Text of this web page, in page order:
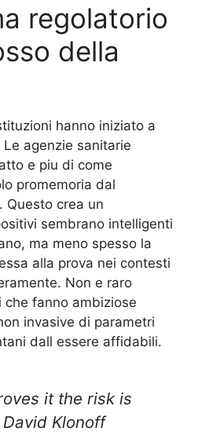
regolatorio
della
hanno iniziato a
agenzie sanitarie
e piu di come
promemoria dal
Questo crea un
sembrano intelligenti
ma meno spesso la
alla prova nei contesti
Non e raro
fanno ambiziose
invasive di parametri
dall essere affidabili.
it the risk is
Klonoff